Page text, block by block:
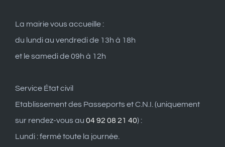
La mairie vous accueille :
du lundi au vendredi de 13h à 18h
et le samedi de 09h à 12h
Service État civil
Etablissement des Passeports et C.N.I. (uniquement
sur rendez-vous au 04 92 08 21 40) :
Lundi : fermé toute la journée.